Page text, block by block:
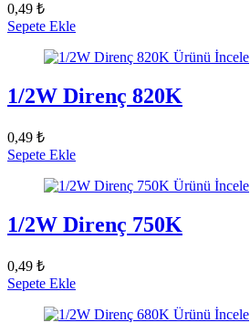
0,49 ₺
Sepete Ekle
Ürünü İncele
1/2W Direnç 820K
0,49 ₺
Sepete Ekle
Ürünü İncele
1/2W Direnç 750K
0,49 ₺
Sepete Ekle
Ürünü İncele